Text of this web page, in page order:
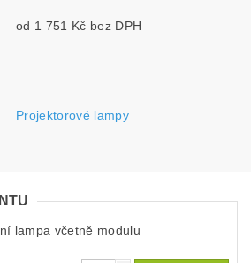
od 1 751 Kč bez DPH
Projektorové lampy
lampa včetně modulu